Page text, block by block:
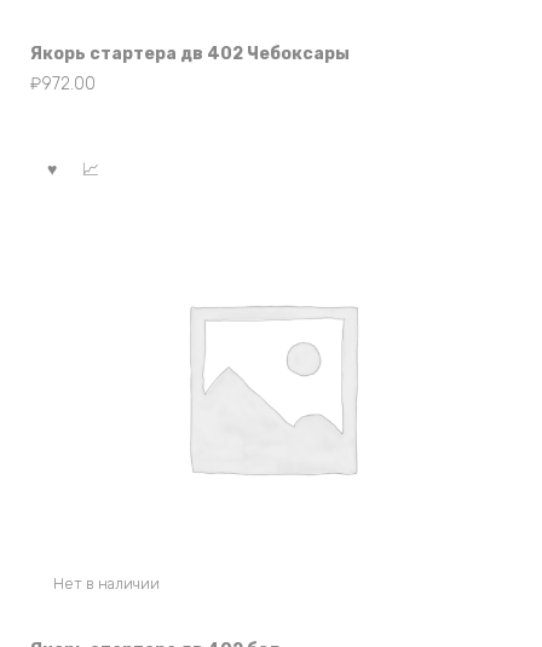
Якорь стартера дв 402 Чебоксары
₽972.00
Нет в наличии